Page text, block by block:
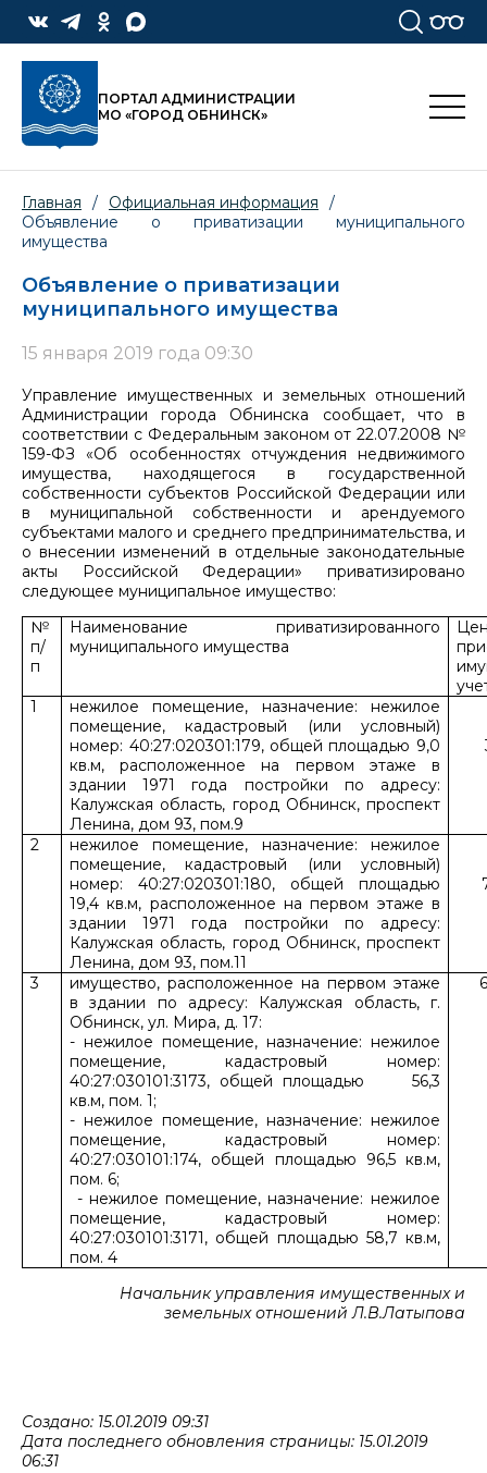
ПОРТАЛ АДМИНИСТРАЦИИ
МО «ГОРОД ОБНИНСК»
Главная / Официальная информация
/
Объявление о приватизации муниципального
имущества
Объявление о приватизации
муниципального имущества
15 января 2019 года 09:30
Управление имущественных и земельных отношений
Администрации города Обнинска сообщает, что в
соответствии с Федеральным законом от 22.07.2008 №
159-ФЗ «Об особенностях отчуждения недвижимого
имущества, находящегося в государственной
собственности субъектов Российской Федерации или
в муниципальной собственности и арендуемого
субъектами малого и среднего предпринимательства, и
о внесении изменений в отдельные законодательные
акты Российской Федерации» приватизировано
следующее муниципальное имущество:
№
п/
п
Наименование приватизированного
муниципального имущества
1
нежилое помещение, назначение: нежилое
помещение, кадастровый (или условный)
номер: 40:27:020301:179, общей площадью 9,0
кв.м, расположенное на первом этаже в
здании 1971 года постройки по адресу:
Калужская область, город Обнинск, проспект
Ленина, дом 93, пом.9
2
нежилое помещение, назначение: нежилое
помещение, кадастровый (или условный)
номер: 40:27:020301:180, общей площадью
19,4 кв.м, расположенное на первом этаже в
здании 1971 года постройки по адресу:
Калужская область, город Обнинск, проспект
Ленина, дом 93, пом.11
3
имущество, расположенное на первом этаже
в здании по адресу: Калужская область, г.
Обнинск, ул. Мира, д. 17:
- нежилое помещение, назначение: нежилое
помещение, кадастровый номер:
40:27:030101:3173, общей площадью 56,3
кв.м, пом. 1;
- нежилое помещение, назначение: нежилое
помещение, кадастровый номер:
40:27:030101:174, общей площадью 96,5 кв.м,
пом. 6;
- нежилое помещение, назначение: нежилое
помещение, кадастровый номер:
40:27:030101:3171, общей площадью 58,7 кв.м,
пом. 4
Начальник управления имущественных и
земельных отношений Л.В.Латыпова
Создано: 15.01.2019 09:31
Дата последнего обновления страницы: 15.01.2019
06:31